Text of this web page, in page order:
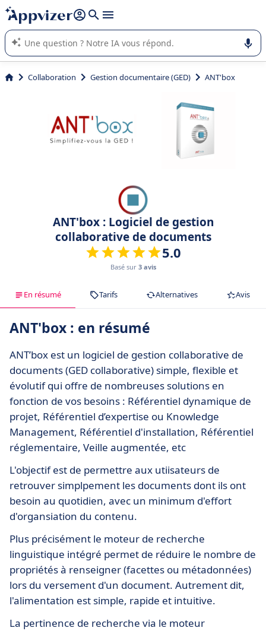
répondre (plusieurs lignes avec
L'IA de Appvizer vous guide dans l'utilisation ou la sélection de
logiciel SaaS en entreprise.
Collaboration Gestion documentaire (GED) ANT'box
ANT'box : Logiciel de gestion
collaborative de documents
5.0
Basé sur 3 avis
En résumé Tarifs Alternatives Avis
ANT'box : en résumé
ANT’box est un logiciel de gestion collaborative de
documents (GED collaborative) simple, flexible et
évolutif qui offre de nombreuses solutions en
fonction de vos besoins : Référentiel dynamique de
projet, Référentiel d’expertise ou Knowledge
Management, Référentiel d'installation, Référentiel
réglementaire, Veille augmentée, etc
L'objectif est de permettre aux utiisateurs de
retrouver simplpement les documents dont ils ont
besoin au quotidien, avec un minimum d'effort
d'organsiation du contenu.
Plus précisément le moteur de recherche
linguistique intégré permet de réduire le nombre de
propriétés à renseigner (facettes ou métadonnées)
lors du versement d'un document. Autrement dit,
l'alimentation est simple, rapide et intuitive.
La pertinence de recherche via le moteur